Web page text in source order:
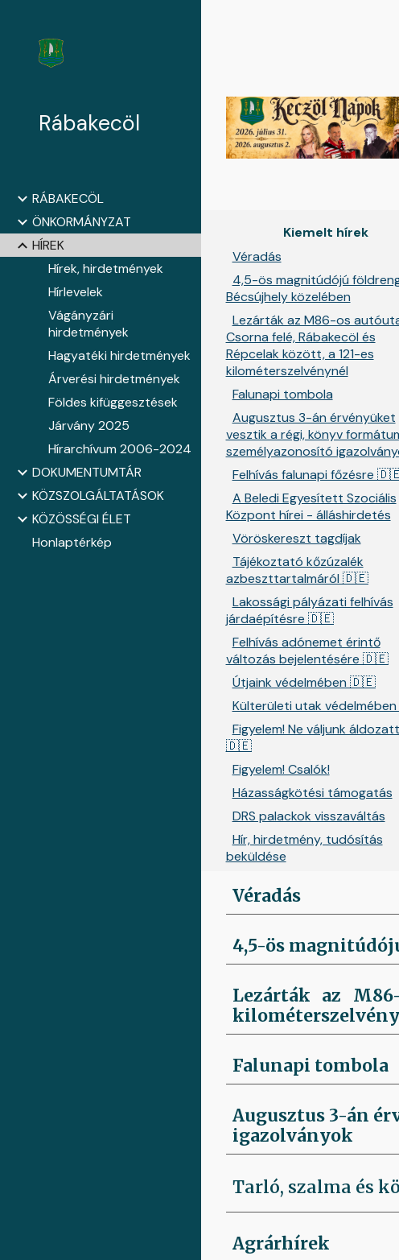
Rábakecöl
RÁBAKECÖL
ÖNKORMÁNYZAT
HÍREK
Hírek, hirdetmények
Hírlevelek
Vágányzári
hirdetmények
Hagyatéki hirdetmények
Árverési hirdetmények
Földes kifüggesztések
Járvány 2025
Hírarchívum 2006-2024
DOKUMENTUMTÁR
KÖZSZOLGÁLTATÁSOK
KÖZÖSSÉGI ÉLET
Honlaptérkép
Kiemelt hírek
Véradás
4,5-ös magnitúdójú
Bécsújhely közelében
Lezárták az M86-os
Csorna felé, Rábakecöl és
Répcelak között, a 121-es
kilométerszelvénynél
Falunapi tombola
Augusztus 3-án érvényüket
vesztik a régi, könyv
személyazonosító
Felhívás falunapi főzésre
A Beledi Egyesített Szociális
Központ hírei - álláshirdetés
Vöröskereszt tagdíjak
Tájékoztató kőzúzalék
azbeszttartalmáról 🇩🇪
Lakossági pályázati felhívás
járdaépítésre 🇩🇪
Felhívás adónemet érintő
változás bejelentésére 🇩🇪
Útjaink védelmében 🇩🇪
Külterületi utak
Figyelem! Ne váljunk
🇩🇪
Figyelem! Csalók!
Házasságkötési támogatás
DRS palackok visszaváltás
Hír, hirdetmény, tudósítás
beküldése
Véradás
4,5-ös
Lezárták az
Falunapi tombola
Augusztus 3-án
igazolványok
Tarló, szalma és
Agrárhírek